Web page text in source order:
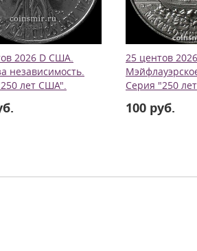
2026 D США.
независимость.
лет США".
25 центов
Серия "250
100 руб.